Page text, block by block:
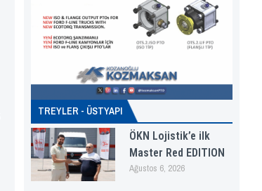
TREYLER - ÜSTYAPI
ÖKN Lojistik’e ilk
Master Red EDITION
Ağustos 6, 2026